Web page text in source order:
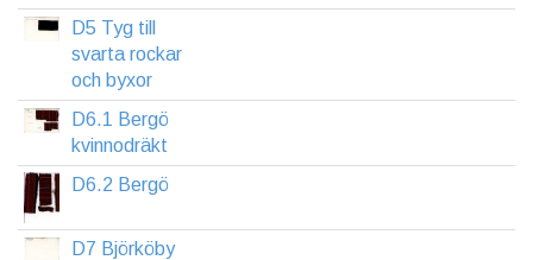
D5 Tyg till
svarta rockar
och byxor
D6.1 Bergö
kvinnodräkt
D6.2 Bergö
D7 Björköby